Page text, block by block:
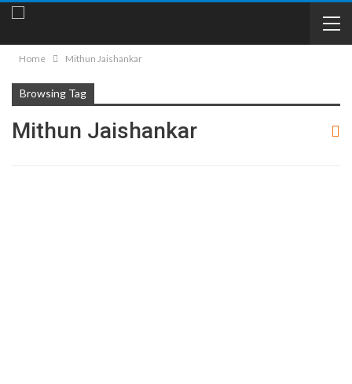
Home Mithun Jaishankar
Browsing Tag
Mithun Jaishankar